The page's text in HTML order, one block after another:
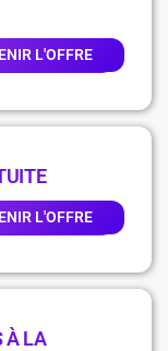
L'OFFRE
L'OFFRE
À LA